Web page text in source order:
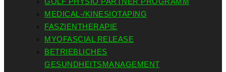
MEDICAL-/KINESIOTAPING
FASZIENTHERAPIE
MYOFASCIAL RELEASE
BETRIEBLICHES
GESUNDHEITSMANAGEMENT